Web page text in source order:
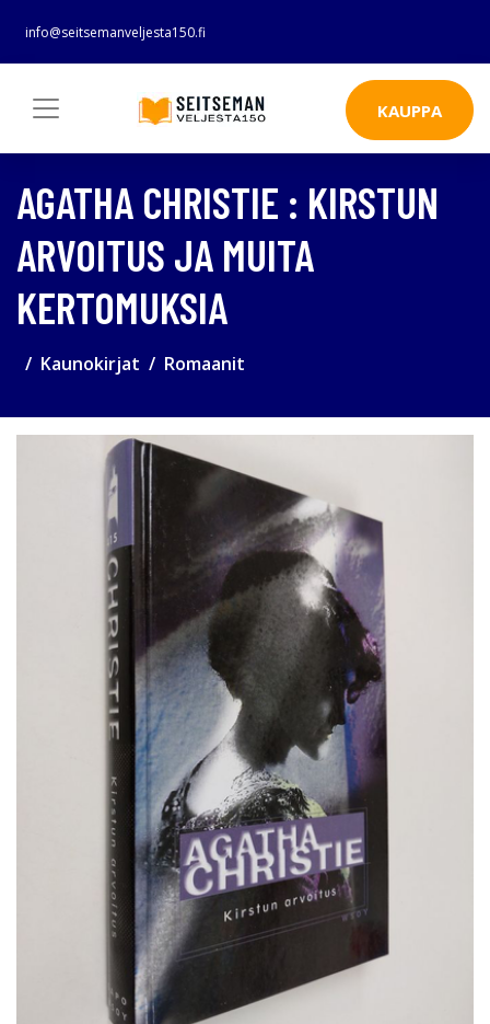
info@seitsemanveljesta150.fi
KAUPPA
AGATHA CHRISTIE : KIRSTUN
ARVOITUS JA MUITA
KERTOMUKSIA
Kaunokirjat Romaanit